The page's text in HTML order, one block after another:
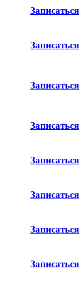
Записаться
Записаться
Записаться
Записаться
Записаться
Записаться
Записаться
Записаться